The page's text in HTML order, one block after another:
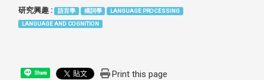
研究興趣 :
語言學 構詞學
LANGUAGE PROCESSING
LANGUAGE AND COGNITION
Share Print this page